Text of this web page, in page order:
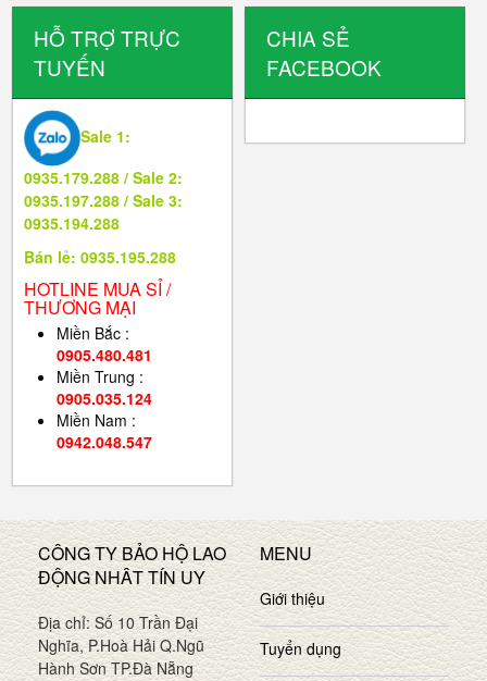
HỖ TRỢ TRỰC
TUYẾN
Sale 1:
0935.179.288 / Sale 2:
0935.197.288 / Sale 3:
0935.194.288
Bán lẻ: 0935.195.288
HOTLINE MUA SỈ /
THƯƠNG MẠI
Miền Bắc :
0905.480.481
Miền Trung :
0905.035.124
Miền Nam :
0942.048.547
CHIA SẺ
FACEBOOK
CÔNG TY BẢO HỘ LAO
ĐỘNG NHÂT TÍN UY
Địa chỉ: Số 10 Trần Đại
Nghĩa, P.Hoà Hải Q.Ngũ
Hành Sơn TP.Đà Nẵng
MENU
Giới thiệu
Tuyển dụng